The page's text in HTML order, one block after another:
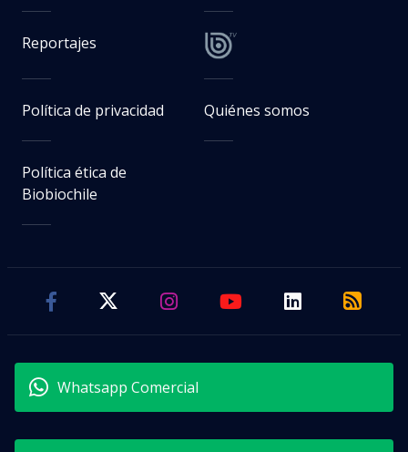
Reportajes
Política de privacidad Quiénes somos
Política ética de
Biobiochile
Whatsapp Comercial